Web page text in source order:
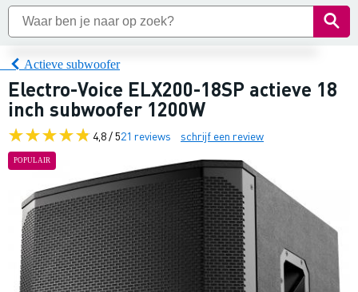
Actieve subwoofer
Electro-Voice ELX200-18SP actieve 18
inch subwoofer 1200W
4,8 / 521 reviews schrijf een review
POPULAIR